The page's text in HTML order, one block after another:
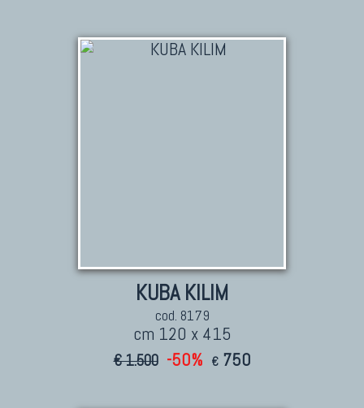
KUBA KILIM
cod. 8179
cm 120 x 415
€ 1.500 -50% € 750